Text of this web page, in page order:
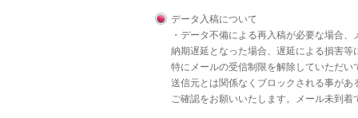
データ入稿について
・データ不備による再入稿が必要な場合
納期遅延となった場合、遅延による損害
特にメールの受信制限を解除していただ
送信元とは関係なくブロックされる事が
ご確認をお願いいたします。メール未到